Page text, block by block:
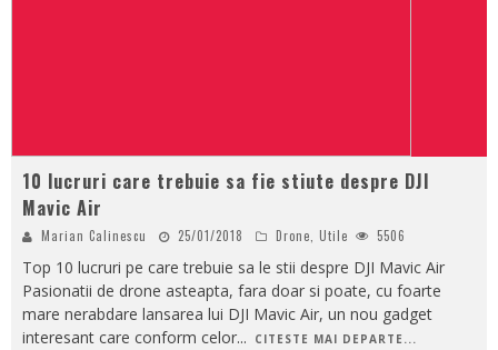
10 lucruri care trebuie sa fie stiute despre DJI
Mavic Air
Marian Calinescu 25/01/2018 Drone, Utile 5506
Top 10 lucruri pe care trebuie sa le stii despre DJI Mavic Air
Pasionatii de drone asteapta, fara doar si poate, cu foarte
mare nerabdare lansarea lui DJI Mavic Air, un nou gadget
interesant care conform celor... CITESTE MAI DEPARTE...